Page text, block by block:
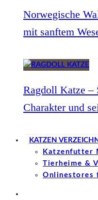
Norwegische
mit sanftem
Ragdoll Katze –
Charakter und
KATZEN
Katzenfutter
Tierheime &
Onlinestores